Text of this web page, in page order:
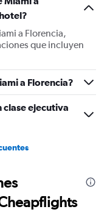
a Florencia,
que incluyen
a Florencia?
clase ejecutiva